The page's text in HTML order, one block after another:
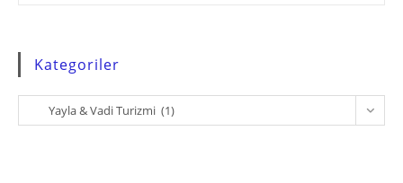
Kategoriler
Kategoriler
Yayla & Vadi Turizmi (1)